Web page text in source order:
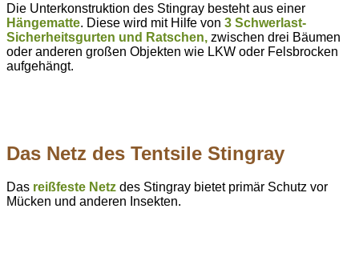
Die Unterkonstruktion des Stingray besteht aus einer
Hängematte. Diese wird mit Hilfe von 3 Schwerlast-
Sicherheitsgurten und Ratschen, zwischen drei Bäumen
oder anderen großen Objekten wie LKW oder Felsbrocken
aufgehängt.
Das Netz des Tentsile Stingray
Das reißfeste Netz des Stingray bietet primär Schutz vor
Mücken und anderen Insekten.